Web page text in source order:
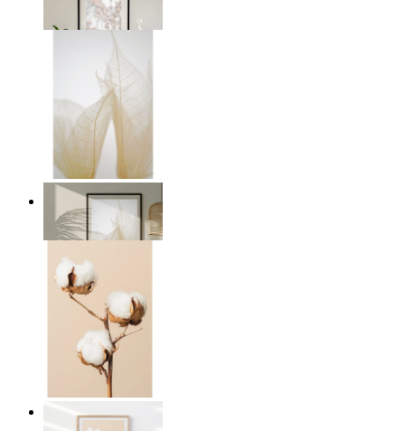
149 kr
Transparent natur
Från 149 kr
Bomullsro